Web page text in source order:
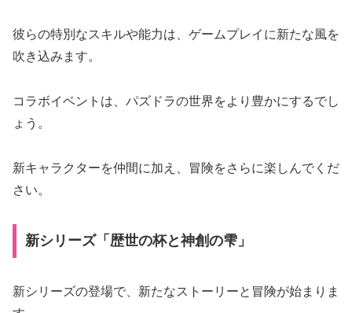
彼らの特別なスキルや能力は、ゲームプレイに新たな風を
吹き込みます。
コラボイベントは、パズドラの世界をより豊かにするでし
ょう。
新キャラクターを仲間に加え、冒険をさらに楽しんでくだ
さい。
新シリーズ「歴世の杯と神創の雫」
新シリーズの登場で、新たなストーリーと冒険が始まりま